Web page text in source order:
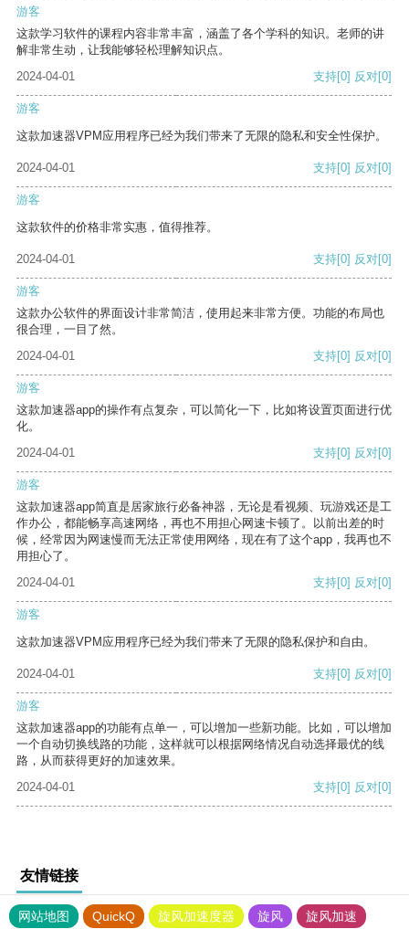
游客
这款学习软件的课程内容非常丰富，涵盖了各个学科的知识。老师的讲
解非常生动，让我能够轻松理解知识点。
2024-04-01
支持[0] 反对[0]
游客
这款加速器VPM应用程序已经为我们带来了无限的隐私和安全性保护。
2024-04-01 支持[0] 反对[0]
游客
这款软件的价格非常实惠，值得推荐。
2024-04-01 支持[0] 反对[0]
游客
这款办公软件的界面设计非常简洁，使用起来非常方便。功能的布局也
很合理，一目了然。
2024-04-01
支持[0] 反对[0]
游客
这款加速器app的操作有点复杂，可以简化一下，比如将设置页面进行优
化。
2024-04-01
支持[0] 反对[0]
游客
这款加速器app简直是居家旅行必备神器，无论是看视频、玩游戏还是工
作办公，都能畅享高速网络，再也不用担心网速卡顿了。以前出差的时
候，经常因为网速慢而无法正常使用网络，现在有了这个app，我再也不
用担心了。
2024-04-01
支持[0] 反对[0]
游客
这款加速器VPM应用程序已经为我们带来了无限的隐私保护和自由。
2024-04-01 支持[0] 反对[0]
游客
这款加速器app的功能有点单一，可以增加一些新功能。比如，可以增加
一个自动切换线路的功能，这样就可以根据网络情况自动选择最优的线
路，从而获得更好的加速效果。
2024-04-01
支持[0] 反对[0]
友情链接
网站地图 QuickQ 旋风加速度器 旋风 旋风加速